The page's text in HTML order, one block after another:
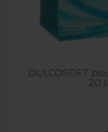
DULCOSOFT
20